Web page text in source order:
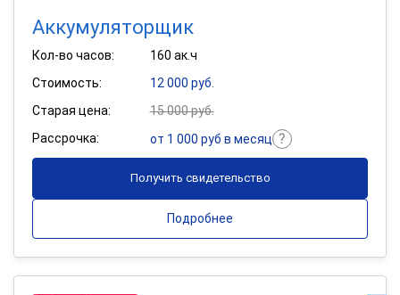
Аккумуляторщик
Кол-во часов:
160 ак.ч
Стоимость:
12 000 руб.
Старая цена:
15 000 руб.
Рассрочка:
от 1 000 руб в месяц
Получить свидетельство
Подробнее